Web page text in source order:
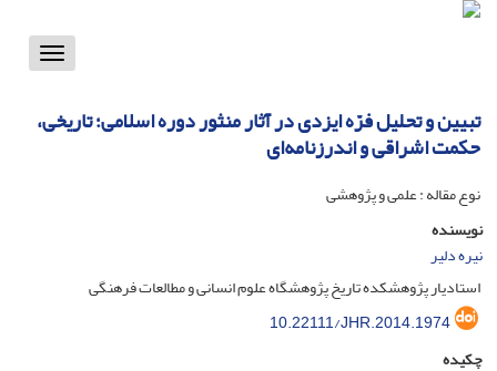
Toggle
تبیین و تحلیل فرّه ایزدی در آثار منثور دوره اسلامی؛ تاریخی،
حکمت اشراقی و اندرزنامه‌ای
نوع مقاله : علمی و پژوهشی
نویسنده
نیره دلیر
استادیار پژوهشکده تاریخ پژوهشگاه علوم انسانی و مطالعات فرهنگی
10.22111/JHR.2014.1974
چکیده